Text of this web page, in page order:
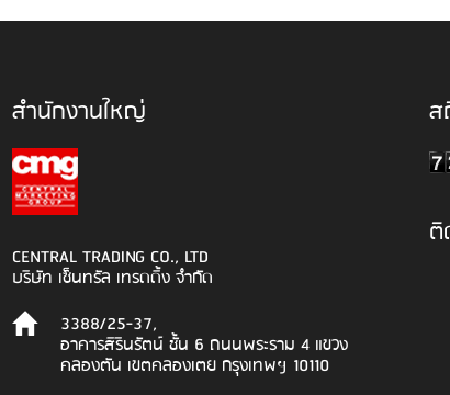
สำนักงานใหญ่
CENTRAL TRADING CO., LTD
บริษัท เซ็นทรัล เทรดดิ้ง จำกัด
3388/25-37,
อาคารสิรินรัตน์ ชั้น 6 ถนนพระราม 4 แขวง
คลองตัน เขตคลองเตย กรุงเทพฯ 10110
ส
ติ